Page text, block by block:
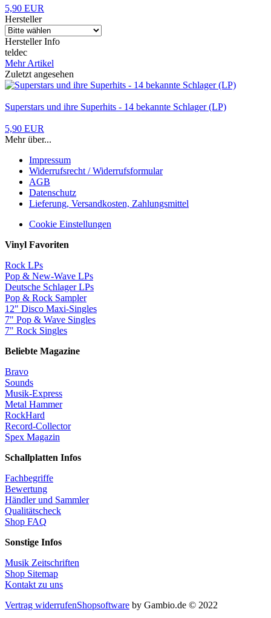
5,90 EUR
Hersteller
Hersteller Info
teldec
Mehr Artikel
Zuletzt angesehen
Superstars und ihre Superhits - 14 bekannte Schlager (LP)
5,90 EUR
Mehr über...
Impressum
Widerrufsrecht / Widerrufsformular
AGB
Datenschutz
Lieferung, Versandkosten, Zahlungsmittel
Cookie Einstellungen
Vinyl Favoriten
Rock LPs
Pop & New-Wave LPs
Deutsche Schlager LPs
Pop & Rock Sampler
12" Disco Maxi-Singles
7" Pop & Wave Singles
7" Rock Singles
Beliebte Magazine
Bravo
Sounds
Musik-Express
Metal Hammer
RockHard
Record-Collector
Spex Magazin
Schallplatten Infos
Fachbegriffe
Bewertung
Händler und Sammler
Qualitätscheck
Shop FAQ
Sonstige Infos
Musik Zeitschriften
Shop Sitemap
Kontakt zu uns
Vertrag widerrufenShopsoftware by Gambio.de © 2022